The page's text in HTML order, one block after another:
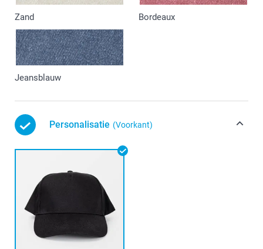
Zand Bordeaux
Jeansblauw
Personalisatie (Voorkant)